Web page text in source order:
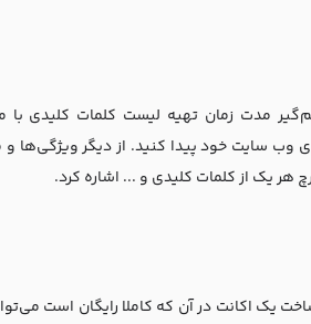
مدت زمان تهیه لیست کلمات کلیدی با
وب سایت خود پیدا کنید. از دیگر ویژگی‌ها و
یک از کلمات کلیدی و ... اشاره کرد.
یک اکانت در آن که کاملا رایگان است